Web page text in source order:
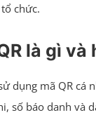
chức.
là gì
dụng mã QR
số báo danh và